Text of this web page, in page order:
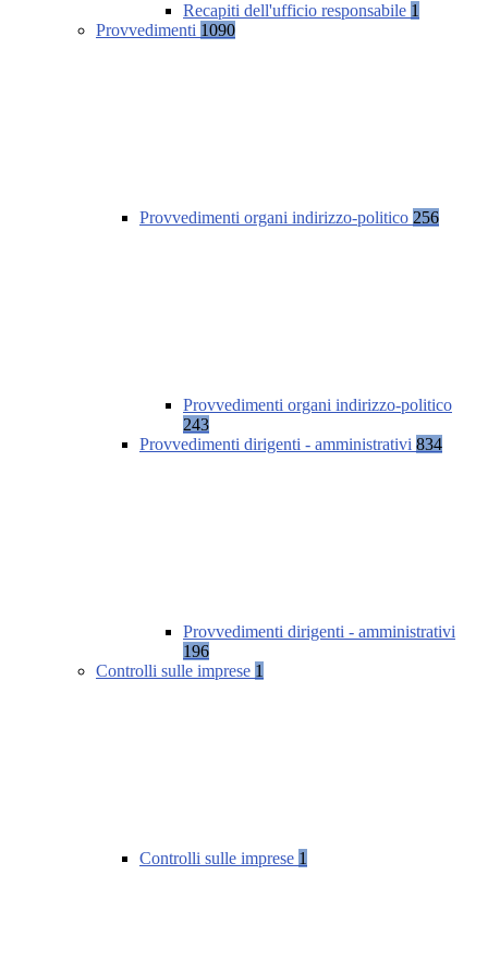
Recapiti dell'ufficio responsabile 1
Provvedimenti 1090
Provvedimenti organi indirizzo-politico 256
Provvedimenti organi indirizzo-politico
243
Provvedimenti dirigenti - amministrativi 834
Provvedimenti dirigenti - amministrativi
196
Controlli sulle imprese 1
Controlli sulle imprese 1